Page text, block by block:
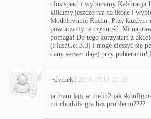
cfos speed i wybieramy Kalibracja
klikamy jeszcze raz na ikone i
Modelowanie Ruchu. Przy kazdym
powtarzamy te czynność. Mi
pomaga! Do tego korzystam z
(FlashGet 3.3) i moge cieszyć sie
dany serwer daje) przy
~dymek | 2010.05.16 21:20
ja mam lagi w metin2 jak
mi chodziła gra bez problemu????